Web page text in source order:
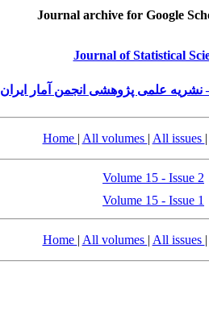
Journal archive for Google
Journal of Statistical
نشریه علمی پژوهشی انجمن آمار ایران
Home | All volumes | All issues |
Volume 15 - Issue 2
Volume 15 - Issue 1
Home | All volumes | All issues |